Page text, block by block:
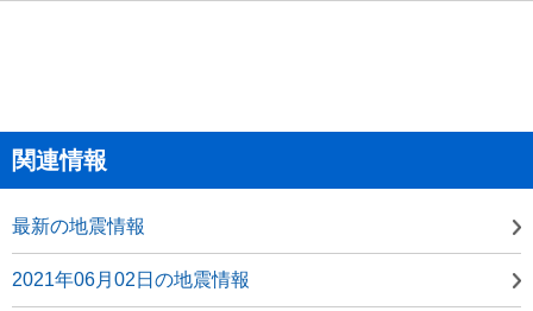
関連情報
最新の地震情報
2021年06月02日の地震情報